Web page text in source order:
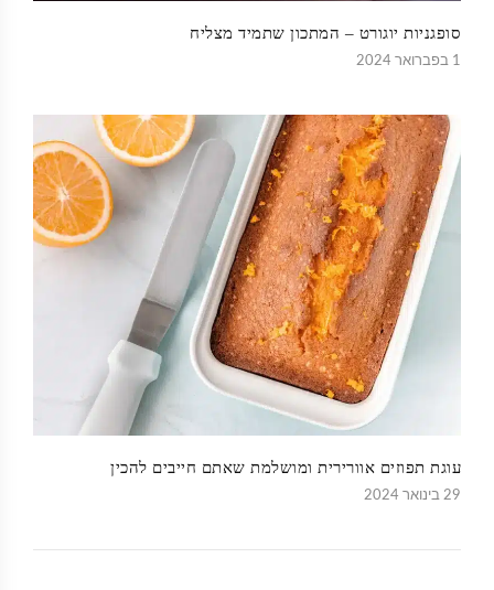
סופגניות יוגורט – המתכון שתמיד מצליח
1 בפברואר 2024
עוגת תפוזים אוורירית ומושלמת שאתם חייבים להכין
29 בינואר 2024